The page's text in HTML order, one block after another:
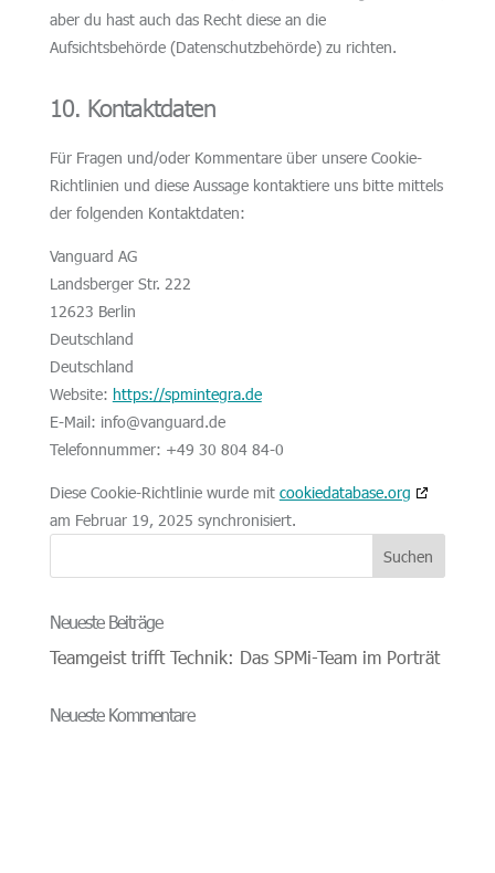
aber du hast auch das Recht diese an die
Aufsichtsbehörde (Datenschutzbehörde) zu richten.
10. Kontaktdaten
Für Fragen und/oder Kommentare über unsere Cookie-
Richtlinien und diese Aussage kontaktiere uns bitte mittels
der folgenden Kontaktdaten:
Vanguard AG
Landsberger Str. 222
12623 Berlin
Deutschland
Deutschland
Website: https://spmintegra.de
E-Mail: info@vanguard.de
Telefonnummer: +49 30 804 84-0
Diese Cookie-Richtlinie wurde mit cookiedatabase.org
am Februar 19, 2025 synchronisiert.
Neueste Beiträge
Teamgeist trifft Technik: Das SPMi-Team im Porträt
Neueste Kommentare